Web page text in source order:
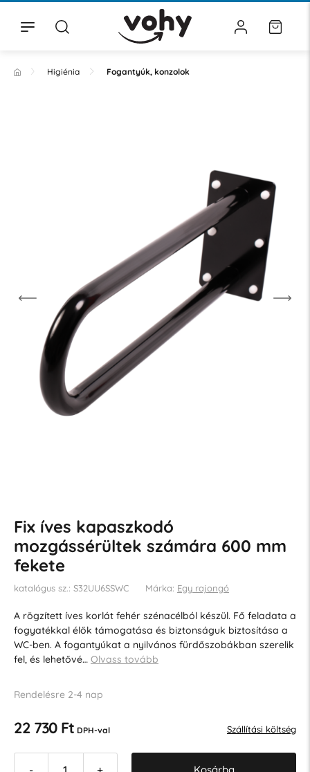
Higiénia Fogantyúk, konzolok
Fix íves kapaszkodó
mozgássérültek számára 600 mm
fekete
katalógus sz.: S32UU6SSWC Márka: Egy rajongó
A rögzített íves korlát fehér szénacélból készül. Fő feladata a
fogyatékkal élők támogatása és biztonságuk biztosítása a
WC-ben. A fogantyúkat a nyilvános fürdőszobákban szerelik
fel, és lehetővé… Olvass tovább
Rendelésre 2-4 nap
22 730 Ft DPH-val Szállítási költség
Kosárba